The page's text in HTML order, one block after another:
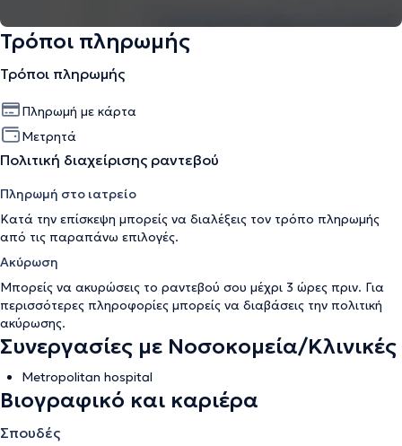
Τρόποι πληρωμής
Τρόποι πληρωμής
Πληρωμή με κάρτα
Μετρητά
Πολιτική διαχείρισης ραντεβού
Πληρωμή στο ιατρείο
Κατά την επίσκεψη μπορείς να διαλέξεις τον τρόπο πληρωμής
από τις παραπάνω επιλογές.
Ακύρωση
Μπορείς να ακυρώσεις το ραντεβού σου μέχρι 3 ώρες πριν. Για
περισσότερες πληροφορίες μπορείς να διαβάσεις την πολιτική
ακύρωσης.
Συνεργασίες με Νοσοκομεία/Κλινικές
Metropolitan hospital
Βιογραφικό και καριέρα
Σπουδές